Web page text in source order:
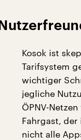
Kosok ist
Tarifsystem
wichtiger
jegliche
ÖPNV-
Fahrgast,
nicht alle